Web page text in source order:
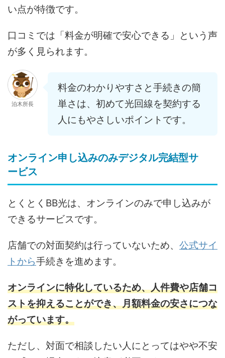
い点が特徴です。
口コミでは「料金が明確で安心できる」という声
が多く見られます。
泊木所長
料金のわかりやすさと手続きの簡
単さは、初めて光回線を契約する
人にもやさしいポイントです。
オンライン申し込みのみデジタル完結型サ
ービス
とくとくBB光は、オンラインのみで申し込みが
できるサービスです。
店舗での対面契約は行っていないため、 公式サイ
トから手続きを進めます。
オンラインに特化しているため、人件費や店舗コ
ストを抑えることができ、月額料金の安さにつな
がっています。
ただし、対面で相談したい人にとってはやや不安